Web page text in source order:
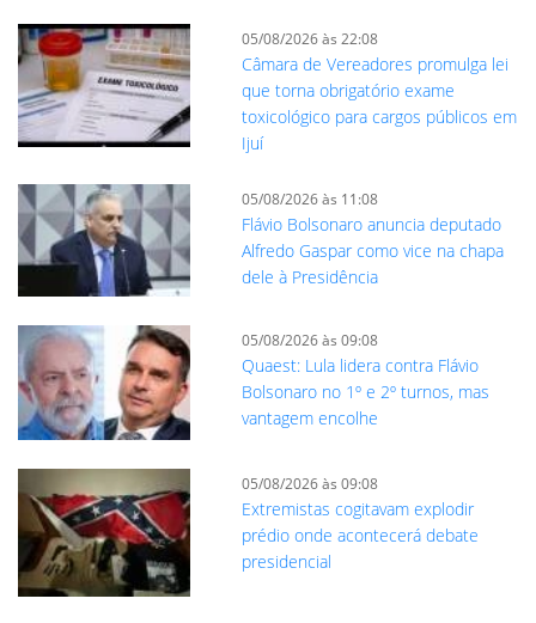
05/08/2026 às 22:08
Câmara de Vereadores promulga lei
que torna obrigatório exame
toxicológico para cargos públicos em
Ijuí
05/08/2026 às 11:08
Flávio Bolsonaro anuncia deputado
Alfredo Gaspar como vice na chapa
dele à Presidência
05/08/2026 às 09:08
Quaest: Lula lidera contra Flávio
Bolsonaro no 1º e 2º turnos, mas
vantagem encolhe
05/08/2026 às 09:08
Extremistas cogitavam explodir
prédio onde acontecerá debate
presidencial